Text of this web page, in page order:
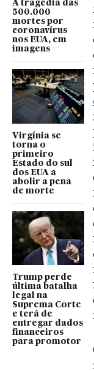
A tragédia das
500.000
mortes por
coronavírus
nos EUA, em
imagens
Virgínia se
torna o
primeiro
Estado do sul
dos EUA a
abolir a pena
de morte
Trump perde
última batalha
legal na
Suprema Corte
e terá de
entregar dados
financeiros
para promotor